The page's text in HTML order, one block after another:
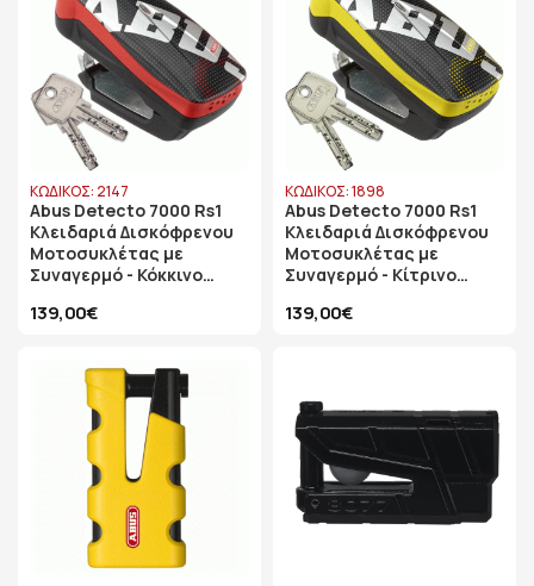
ΚΩΔΙΚΟΣ: 2147
Abus Detecto 7000 Rs1
Κλειδαριά Δισκόφρενου
Μοτοσυκλέτας με
Συναγερμό - Κόκκινο
139,00€
ΚΩΔΙΚΟΣ: 1898
Abus Detecto 7000 Rs1
Κλειδαριά Δισκόφρενου
Μοτοσυκλέτας με
Συναγερμό - Κίτρινο
139,00€